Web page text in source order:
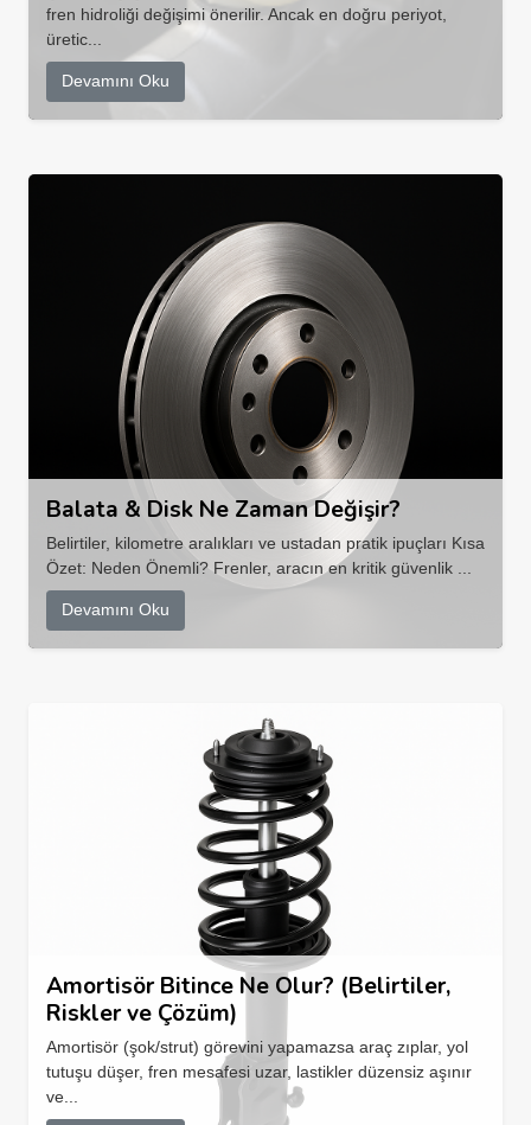
fren hidroliği değişimi önerilir. Ancak en doğru periyot,
üretic...
Devamını Oku
Balata & Disk Ne Zaman Değişir?
Belirtiler, kilometre aralıkları ve ustadan pratik ipuçları Kısa
Özet: Neden Önemli? Frenler, aracın en kritik güvenlik ...
Devamını Oku
Amortisör Bitince Ne Olur? (Belirtiler,
Riskler ve Çözüm)
Amortisör (şok/strut) görevini yapamazsa araç zıplar, yol
tutuşu düşer, fren mesafesi uzar, lastikler düzensiz aşınır
ve...